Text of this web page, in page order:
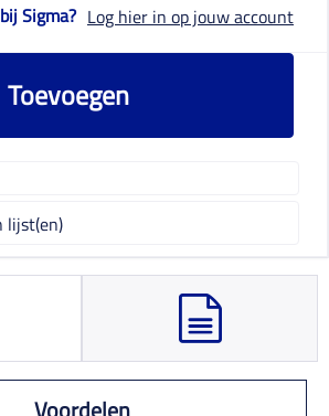
Sigma? Log hier in op jouw account
Toevoegen
lijst(en)